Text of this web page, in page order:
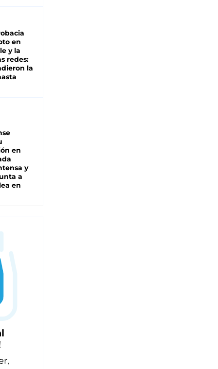
en
y la
redes:
la
en
y
a
en